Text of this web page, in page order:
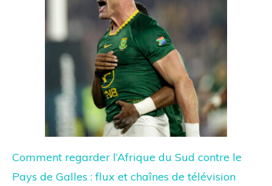
Comment regarder l’Afrique du Sud contre le
Pays de Galles : flux et chaînes de télévision